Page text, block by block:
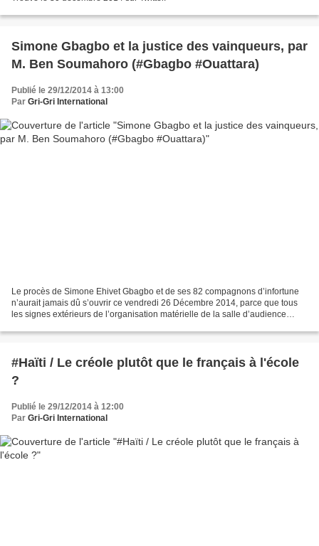
Simone Gbagbo et la justice des vainqueurs, par
M. Ben Soumahoro (#Gbagbo #Ouattara)
Publié le 29/12/2014 à 13:00
Par Gri-Gri International
Le procès de Simone Ehivet Gbagbo et de ses 82 compagnons d’infortune
n’aurait jamais dû s’ouvrir ce vendredi 26 Décembre 2014, parce que tous
les signes extérieurs de l’organisation matérielle de la salle d’audience
#Haïti / Le créole plutôt que le français à l'école
?
Publié le 29/12/2014 à 12:00
Par Gri-Gri International